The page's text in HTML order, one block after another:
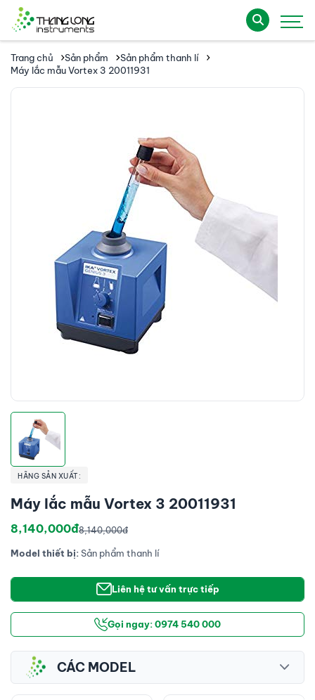
Trang chủ Sản phẩm
Sản phẩm thanh lí
Máy lắc mẫu Vortex 3 20011931
HÃNG SẢN XUẤT:
Máy lắc mẫu Vortex 3 20011931
8,140,000đ8,140,000đ
Model thiết bị:Sản phẩm thanh lí
Liên hệ tư vấn trực tiếp
Gọi ngay: 0974 540 000
CÁC MODEL